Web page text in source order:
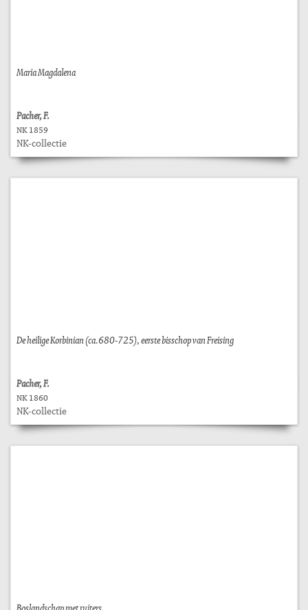
Maria Magdalena
Pacher, F.
NK 1859
NK-collectie
De heilige Korbinian (ca.680-725), eerste bisschop van Freising
Pacher, F.
NK 1860
NK-collectie